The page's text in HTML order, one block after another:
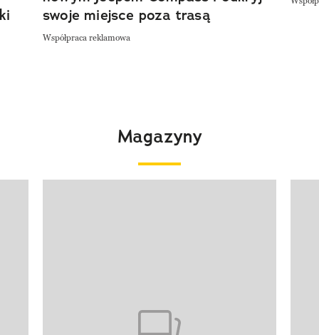
swoje miejsce poza trasą
Współpraca reklamowa
Magazyny